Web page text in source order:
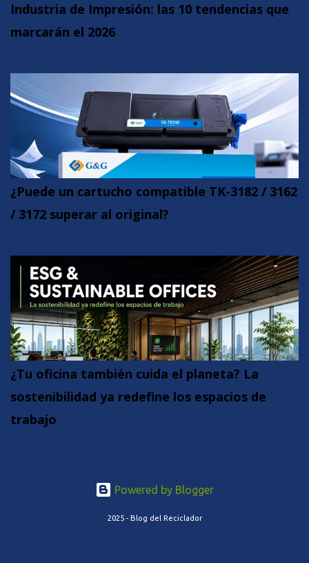
Industria de Impresión: las 10 tendencias que
marcarán el 2026
¿Puede un cartucho compatible TK-3182 / 3162
/ 3172 superar al original?
¿Tu oficina también cuida el planeta? La
sostenibilidad ya redefine los espacios de
trabajo
Powered by Blogger
2025 - Blog del Reciclador